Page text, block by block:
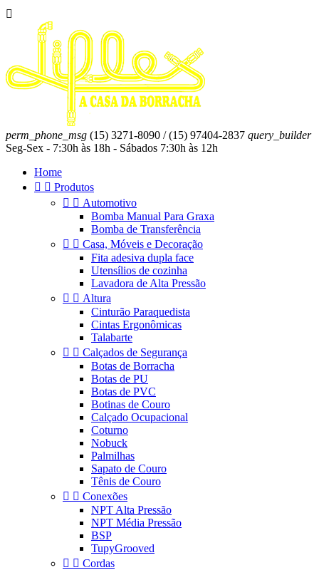

perm_phone_msg (15) 3271-8090 / (15) 97404-2837 query_builder
Seg-Sex - 7:30h às 18h - Sábados 7:30h às 12h
Home
  Produtos
  Automotivo
Bomba Manual Para Graxa
Bomba de Transferência
  Casa, Móveis e Decoração
Fita adesiva dupla face
Utensílios de cozinha
Lavadora de Alta Pressão
  Altura
Cinturão Paraquedista
Cintas Ergonômicas
Talabarte
  Calçados de Segurança
Botas de Borracha
Botas de PU
Botas de PVC
Botinas de Couro
Calçado Ocupacional
Coturno
Nobuck
Palmilhas
Sapato de Couro
Tênis de Couro
  Conexões
NPT Alta Pressão
NPT Média Pressão
BSP
TupyGrooved
  Cordas